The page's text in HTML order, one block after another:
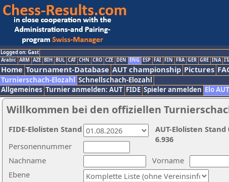
Logged on: Gast
Arabic ARM AZE BIH BUL CAT CHN CRO CZE DEN ENG ESP FAI FIN FRA GER GRE INA
Home Tournament-Database AUT championship Pictures
Turnierschach-Elozahl Schnellschach-Elozahl
Allgemeines Turnier anmelden: AUT FIDE Spieler anmelden Elo AUT
Willkommen bei den offiziellen
Nachname
Vorname
Ebene
Personennummer
AUT-Elolisten
6.936
FIDE-Elolisten Stand